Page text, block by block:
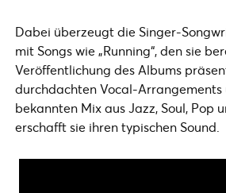
Dabei überzeugt die Singer-
mit Songs wie „Running“, den sie
Veröffentlichung des Albums
durchdachten Vocal-Arrangements
bekannten Mix aus Jazz, Soul, Pop
erschafft sie ihren typischen Sound.